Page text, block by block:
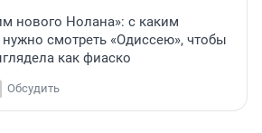
нового Нолана»: с каким
смотреть «Одиссею», чтобы
как фиаско
Обсудить